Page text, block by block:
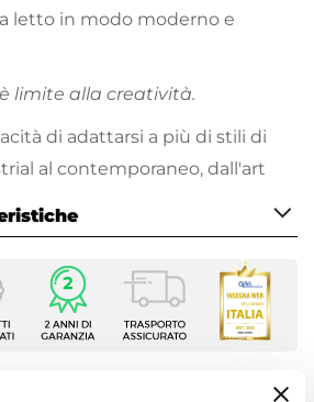
letto in modo moderno e
limite alla creatività.
di adattarsi a più di stili di
al contemporaneo, dall'art
dei tuoi sogni!